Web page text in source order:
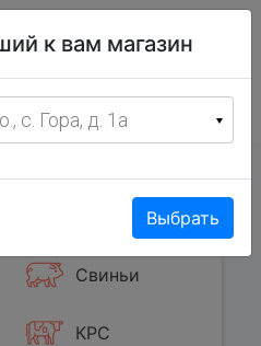
с 8:00 до 19:00 ежедневно
Свиньи
КРС
к вам магазин
с. Гора, д. 1а
Выбрать